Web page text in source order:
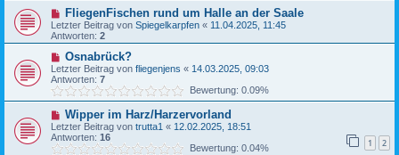
FliegenFischen rund um Halle an der Saale
Letzter Beitrag von Spiegelkarpfen « 11.04.2025, 11:45
Antworten: 2
Osnabrück?
Letzter Beitrag von fliegenjens « 14.03.2025, 09:03
Antworten: 7
Bewertung: 0.09%
Wipper im Harz/Harzervorland
Letzter Beitrag von trutta1 « 12.02.2025, 18:51
Antworten: 16 1 2
Bewertung: 0.04%